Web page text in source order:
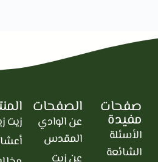
صفحات
مفيدة
الأسئلة
الشائعة
الصفحات
عن الوادي
المقدس
زيت